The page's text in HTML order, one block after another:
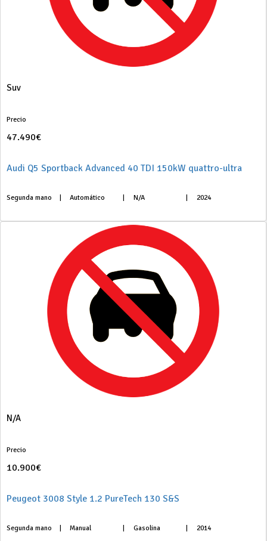
Suv
Precio
47.490€
Audi Q5 Sportback Advanced 40 TDI 150kW quattro-ultra
Segunda mano Automático N/A 2024
N/A
Precio
10.900€
Peugeot 3008 Style 1.2 PureTech 130 S&S
Segunda mano Manual Gasolina 2014